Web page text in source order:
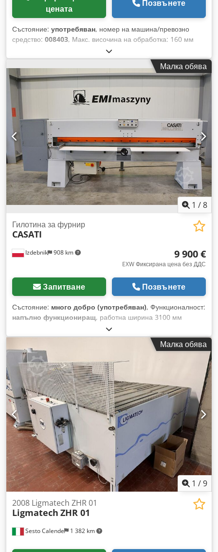
цената
Позвънете
Състояние: употребяван, номер на машина/превозно
средство: 008403, Макс. височина на обработка: 160 мм
Crjdpfjykivhsx Aktof Макс. обработваема ширина: 250 мм
Макс. подаваща скорост: 24 м/мин Брой работни валове: 5
Малка обява
1 /8
Izdebnik 908 km
Гилотина за фурнир
CASATI
9 900 €
EXW Фиксирана цена без ДДС
Запитване Позвънете
Състояние: много добро (употребяван), Функционалност:
напълно функциониращ, работна ширина 3100 мм
работна височина 47 мм ръчно регулиране на
ограничителя по размер главен мотор с мощност 4 kW
отлят корпус Csdjxdw Rfspfx Aktorf защитни фотоклетки
захранване 380V
Малка обява
1 /9
Sesto Calende 1 382 km
2008 Ligmatech ZHR 01
Ligmatech ZHR 01